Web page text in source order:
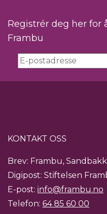
Registrér deg her for
Frambu
KONTAKT OSS
Brev: Frambu,
Digipost: Stiftelsen
E-post: info@frambu.no
Telefon: 64 85 60 00